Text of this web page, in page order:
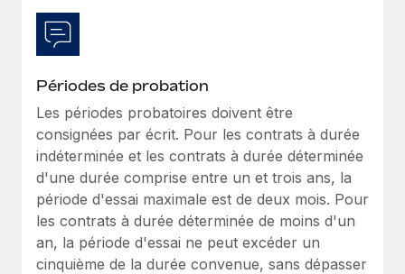
Périodes de probation
Les périodes probatoires doivent être
consignées par écrit. Pour les contrats à durée
indéterminée et les contrats à durée déterminée
d'une durée comprise entre un et trois ans, la
période d'essai maximale est de deux mois. Pour
les contrats à durée déterminée de moins d'un
an, la période d'essai ne peut excéder un
cinquième de la durée convenue, sans dépasser